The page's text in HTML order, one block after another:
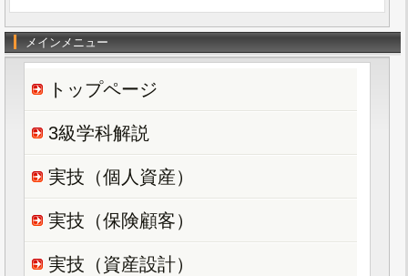
メインメニュー
トップページ
3級学科解説
実技（個人資産）
実技（保険顧客）
実技（資産設計）